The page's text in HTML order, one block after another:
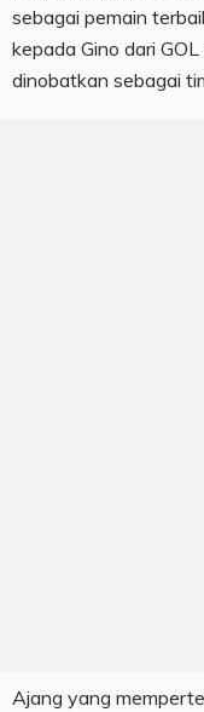
sebagai pemain
kepada Gino dari
dinobatkan sebagai
Ajang yang